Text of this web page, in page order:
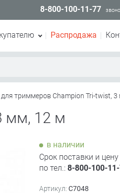
8-800-100-11-77
Распродажа
для триммеров Champion Tri-twist,
мм, 12 м
в наличии
Срок поставки и
по тел.:8-800-100-
Артикул: C7048